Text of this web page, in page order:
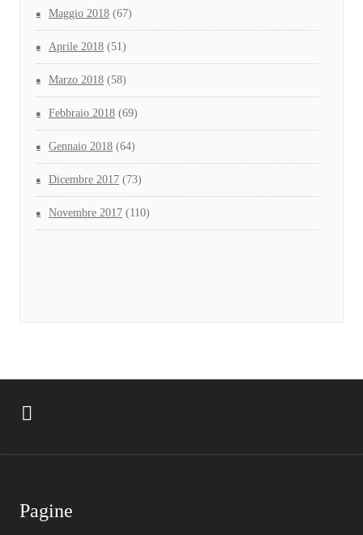
Maggio 2018 (67)
Aprile 2018 (51)
Marzo 2018 (58)
Febbraio 2018 (69)
Gennaio 2018 (64)
Dicembre 2017 (73)
Novembre 2017 (110)
Pagine